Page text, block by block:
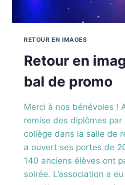
RETOUR EN IMAGES
Retour en
bal de promo
Merci à nos bénévoles !
remise des diplômes par
collège dans la salle de
a ouvert ses portes de
140 anciens élèves ont
soirée. L’association a